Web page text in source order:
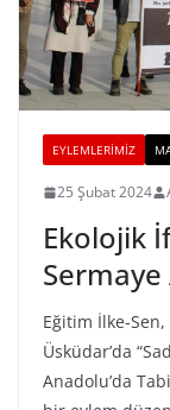
EYLEMLERIMIZ
25 Şubat 2024
Ekolojik
Eğitim İlke-Sen,
Üsküdar’da
Anadolu’da